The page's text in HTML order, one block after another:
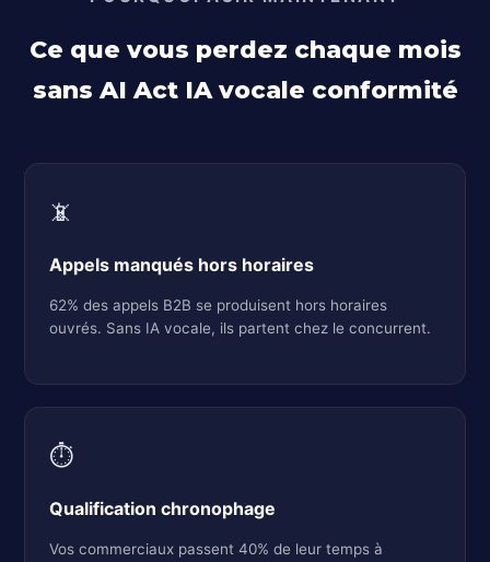
Ce que vous perdez chaque mois
sans AI Act IA vocale conformité
📵
Appels manqués hors horaires
62% des appels B2B se produisent hors horaires
ouvrés. Sans IA vocale, ils partent chez le concurrent.
⏱️
Qualification chronophage
Vos commerciaux passent 40% de leur temps à